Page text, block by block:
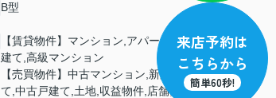
B型
【賃貸物件】マンション,アパート,一戸
建て,高級マンション
【売買物件】中古マンション,新築戸建
て,中古戸建て,土地,収益物件,店舗,リフ
来店予約は
こちらから
簡単60秒!